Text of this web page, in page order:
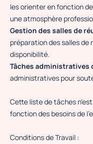
les orienter en fonction
une atmosphère
Gestion des salles de
préparation des salles de
disponibilité.
Tâches administratives
administratives pour
Cette liste de tâches
fonction des besoins de
Conditions de Travail :